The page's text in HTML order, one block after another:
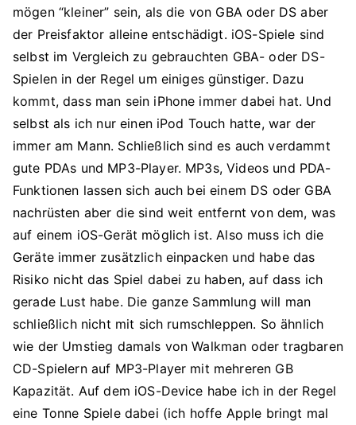
mögen “kleiner” sein, als die von GBA oder DS aber
der Preisfaktor alleine entschädigt. iOS-Spiele sind
selbst im Vergleich zu gebrauchten GBA- oder DS-
Spielen in der Regel um einiges günstiger. Dazu
kommt, dass man sein iPhone immer dabei hat. Und
selbst als ich nur einen iPod Touch hatte, war der
immer am Mann. Schließlich sind es auch verdammt
gute PDAs und MP3-Player. MP3s, Videos und PDA-
Funktionen lassen sich auch bei einem DS oder GBA
nachrüsten aber die sind weit entfernt von dem, was
auf einem iOS-Gerät möglich ist. Also muss ich die
Geräte immer zusätzlich einpacken und habe das
Risiko nicht das Spiel dabei zu haben, auf dass ich
gerade Lust habe. Die ganze Sammlung will man
schließlich nicht mit sich rumschleppen. So ähnlich
wie der Umstieg damals von Walkman oder tragbaren
CD-Spielern auf MP3-Player mit mehreren GB
Kapazität. Auf dem iOS-Device habe ich in der Regel
eine Tonne Spiele dabei (ich hoffe Apple bringt mal